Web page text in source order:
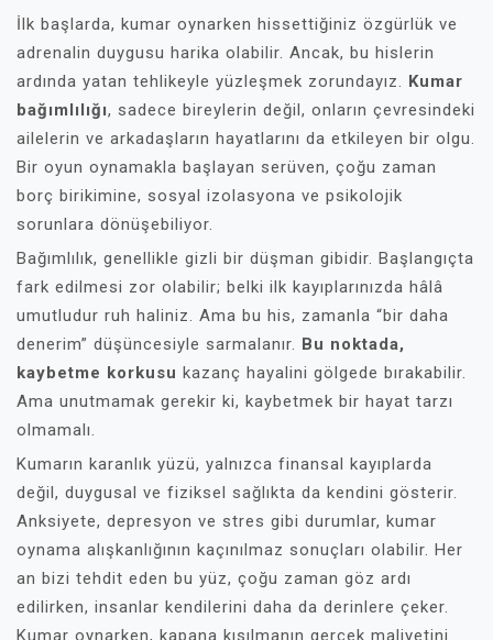
İlk başlarda, kumar oynarken hissettiğiniz özgürlük ve
adrenalin duygusu harika olabilir. Ancak, bu hislerin
ardında yatan tehlikeyle yüzleşmek zorundayız. Kumar
bağımlılığı, sadece bireylerin değil, onların çevresindeki
ailelerin ve arkadaşların hayatlarını da etkileyen bir olgu.
Bir oyun oynamakla başlayan serüven, çoğu zaman
borç birikimine, sosyal izolasyona ve psikolojik
sorunlara dönüşebiliyor.
Bağımlılık, genellikle gizli bir düşman gibidir. Başlangıçta
fark edilmesi zor olabilir; belki ilk kayıplarınızda hâlâ
umutludur ruh haliniz. Ama bu his, zamanla “bir daha
denerim” düşüncesiyle sarmalanır. Bu noktada,
kaybetme korkusu kazanç hayalini gölgede bırakabilir.
Ama unutmamak gerekir ki, kaybetmek bir hayat tarzı
olmamalı.
Kumarın karanlık yüzü, yalnızca finansal kayıplarda
değil, duygusal ve fiziksel sağlıkta da kendini gösterir.
Anksiyete, depresyon ve stres gibi durumlar, kumar
oynama alışkanlığının kaçınılmaz sonuçları olabilir. Her
an bizi tehdit eden bu yüz, çoğu zaman göz ardı
edilirken, insanlar kendilerini daha da derinlere çeker.
Kumar oynarken, kapana kısılmanın gerçek maliyetini